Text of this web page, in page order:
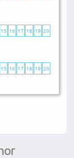
15 16 17 18 19 20
15 16 17 18 19 20